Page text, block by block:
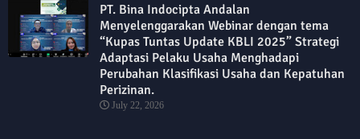
PT. Bina Indocipta Andalan
Menyelenggarakan Webinar dengan tema
“Kupas Tuntas Update KBLI 2025” Strategi
Adaptasi Pelaku Usaha Menghadapi
Perubahan Klasifikasi Usaha dan Kepatuhan
Perizinan.
July 22, 2026